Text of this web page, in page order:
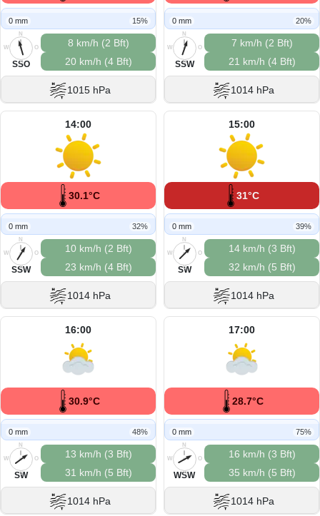
0 mm 15%
N
O
S
W
SSO
8 km/h (2 Bft)
20 km/h (4 Bft)
1015 hPa
0 mm 20%
N
O
S
W
SSW
7 km/h (2 Bft)
21 km/h (4 Bft)
1014 hPa
14:00
30.1°C
0 mm 32%
N
O
S
W
SSW
10 km/h (2 Bft)
23 km/h (4 Bft)
1014 hPa
15:00
31°C
0 mm 39%
N
O
S
W
SW
14 km/h (3 Bft)
32 km/h (5 Bft)
1014 hPa
16:00
30.9°C
0 mm 48%
N
O
S
W
SW
13 km/h (3 Bft)
31 km/h (5 Bft)
1014 hPa
17:00
28.7°C
0 mm 75%
N
O
S
W
WSW
16 km/h (3 Bft)
35 km/h (5 Bft)
1014 hPa